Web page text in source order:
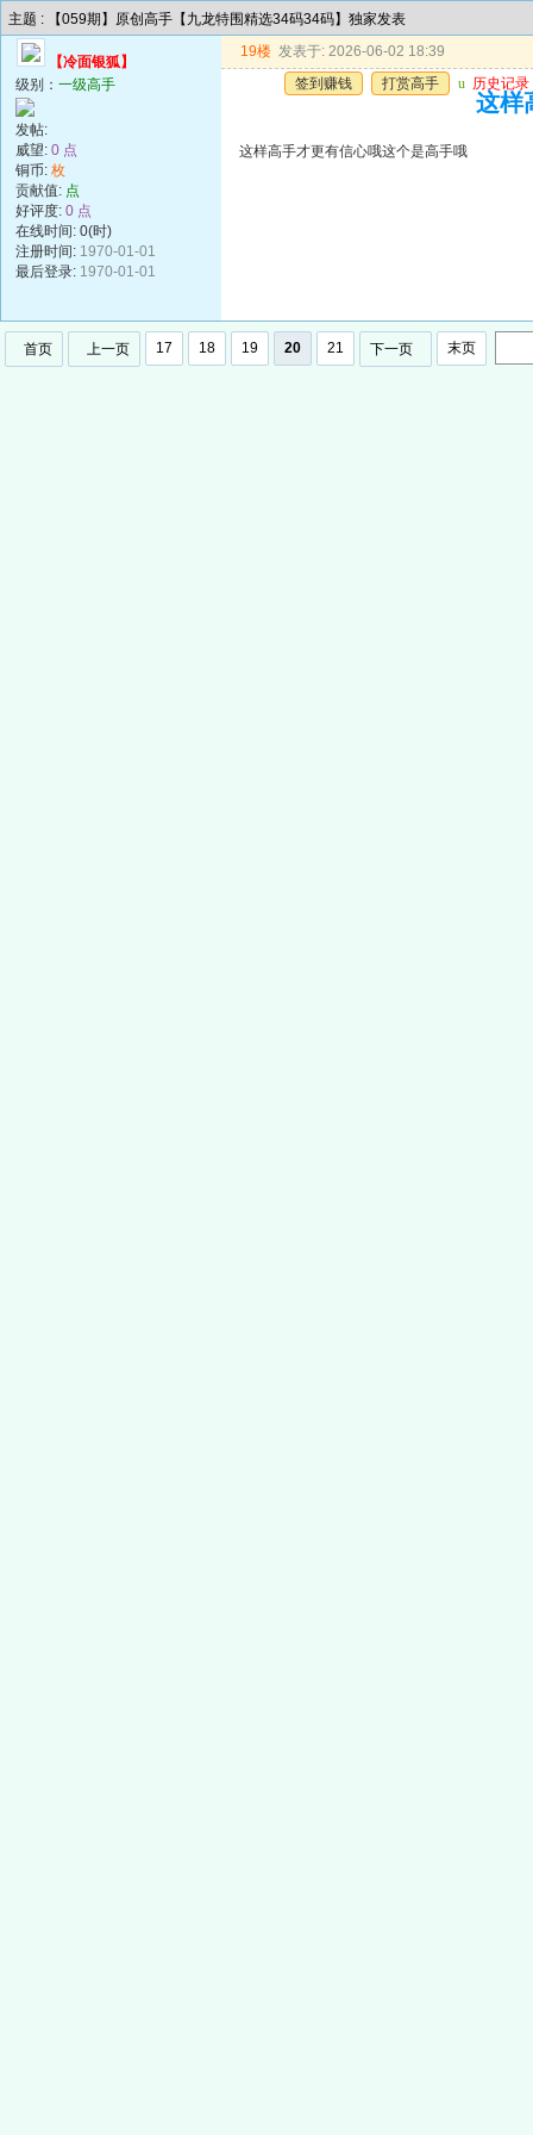
主题 : 【059期】原创高手【九龙特围精选34码34码】独家发表
【冷面银狐】
级别： 一级高手
发帖:
威望: 0 点
铜币: 枚
贡献值: 点
好评度: 0 点
在线时间: 0(时)
注册时间: 1970-01-01
最后登录: 1970-01-01
19楼 发表于: 2026-06-02 18:39
签到赚钱
打赏高手 u 历史记录
这样
这样高手才更有信心哦这个是高手哦
首页 上一页 17 18 19 20 21 下一页 末页